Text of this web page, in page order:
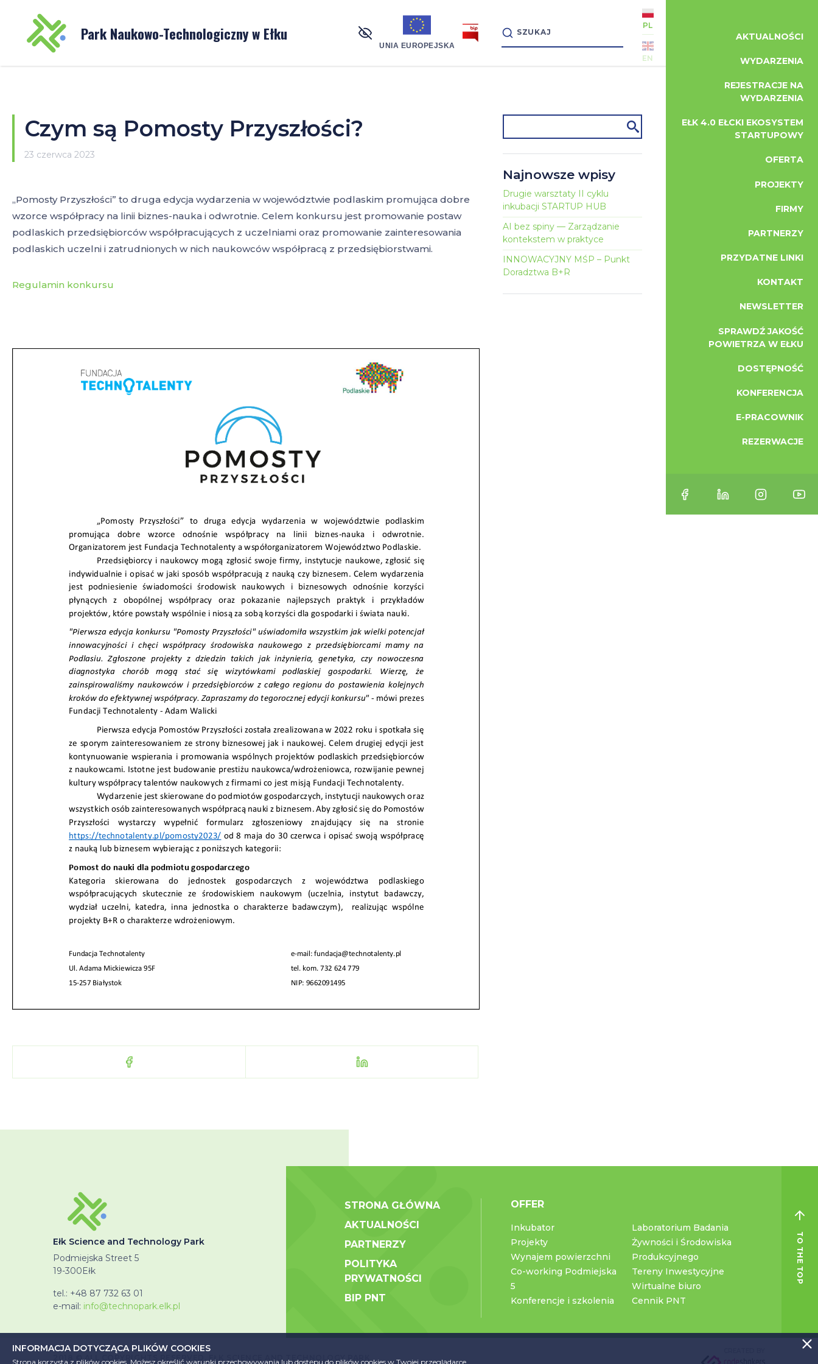
Park Naukowo-Technologiczny w Ełku PL
EN
UNIA EUROPEJSKA
AKTUALNOŚCI
WYDARZENIA
REJESTRACJE NA
WYDARZENIA
EŁK 4.0 EŁCKI EKOSYSTEM
STARTUPOWY
OFERTA
PROJEKTY
FIRMY
PARTNERZY
PRZYDATNE LINKI
KONTAKT
NEWSLETTER
SPRAWDŹ JAKOŚĆ
POWIETRZA W EŁKU
DOSTĘPNOŚĆ
KONFERENCJA
E-PRACOWNIK
REZERWACJE
Czym są Pomosty Przyszłości?
23 czerwca 2023
„Pomosty Przyszłości” to druga edycja wydarzenia w województwie podlaskim promująca dobre
wzorce współpracy na linii biznes-nauka i odwrotnie. Celem konkursu jest promowanie postaw
podlaskich przedsiębiorców współpracujących z uczelniami oraz promowanie zainteresowania
podlaskich uczelni i zatrudnionych w nich naukowców współpracą z przedsiębiorstwami.
Regulamin konkursu
Najnowsze wpisy
Drugie warsztaty II cyklu
inkubacji STARTUP HUB
AI bez spiny — Zarządzanie
kontekstem w praktyce
INNOWACYJNY MŚP – Punkt
Doradztwa B+R
Ełk Science and Technology Park
Podmiejska Street 5
19-300Ełk
tel.: +48 87 732 63 01
e-mail: info@technopark.elk.pl
STRONA GŁÓWNA
AKTUALNOŚCI
PARTNERZY
POLITYKA
PRYWATNOŚCI
BIP PNT
OFFER
Inkubator
Projekty
Wynajem powierzchni
Co-working Podmiejska
5
Konferencje i szkolenia
Laboratorium Badania
Żywności i Środowiska
Produkcyjnego
Tereny Inwestycyjne
Wirtualne biuro
Cennik PNT
TO THE TOP
2018 © ALL COPYRIGHTS RESERVED. EŁK SCIENCE AND TECHNOLOGY PARK
INFORMACJA DOTYCZĄCA PLIKÓW COOKIES
Strona korzysta z plików cookies. Możesz określić warunki przechowywania lub dostępu do plików cookies w Twojej przeglądarce.